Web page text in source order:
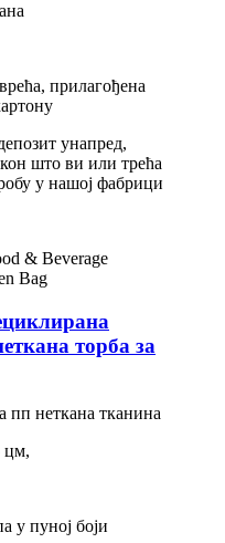
прилагођена
унапред,
што ви или трећа
у нашој фабрици
торба за
пп неткана тканина
цм,
у пуној боји